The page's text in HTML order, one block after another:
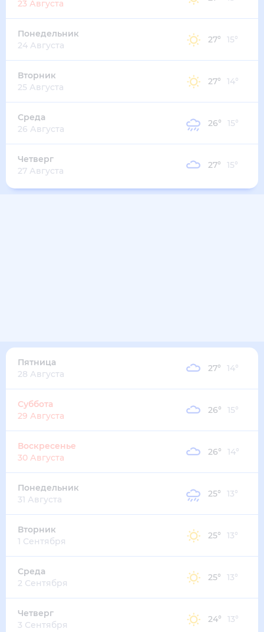
23 Августа
Понедельник
24 Августа
27° 15°
Вторник
25 Августа
27° 14°
Среда
26 Августа
26° 15°
Четверг
27 Августа
27° 15°
Пятница
28 Августа
27° 14°
Суббота
29 Августа
26° 15°
Воскресенье
30 Августа
26° 14°
Понедельник
31 Августа
25° 13°
Вторник
1 Сентября
25° 13°
Среда
2 Сентября
25° 13°
Четверг
3 Сентября
24° 13°